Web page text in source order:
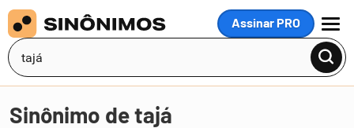
Assinar PRO
MENU
Sinônimo de tajá